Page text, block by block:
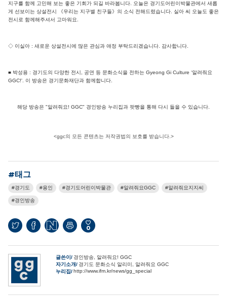
지구를 함께 고민해 보는 좋은 기회가 되길 바라봅니다. 오늘은 경기도어린이박물관에서 새롭
게 선보이는 상설전시 《우리는 지구별 친구들》의 소식 전해드렸습니다. 실아 씨 오늘도 좋은
전시로 함께해주셔서 고마워요.
◇ 이실아 : 새로운 상설전시에 많은 관심과 애정 부탁드리겠습니다. 감사합니다.
■ 박성용 : 경기도의 다양한 전시, 공연 등 문화소식을 전하는 Gyeong Gi Culture ‘알려줘요
GGC!'. 이 방송은 경기문화재단과 함께합니다.
해당 방송은 "알려줘요! GGC" 경인방송 누리집과 팟빵을 통해 다시 들을 수 있습니다.
<ggc의 모든 콘텐츠는 저작권법의 보호를 받습니다.>
#태그
경기도 용인 경기도어린이박물관 알려줘요GGC 알려줘요지지씨
경인방송
0
글쓴이
경인방송, 알려줘요! GGC
자기소개
경기도 문화소식 알리미, 알려줘요 GGC
누리집 http://www.ifm.kr/news/gg_special